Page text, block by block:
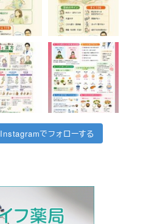
Instagramでフォローする